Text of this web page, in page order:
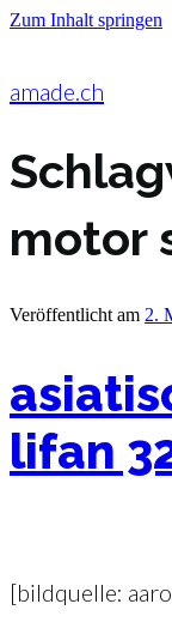
Zum Inhalt springen
amade.ch
motor
Veröffentlicht am 2.
lifan
[bildquelle: